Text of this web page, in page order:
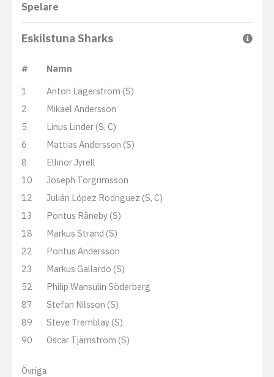
Spelare
Eskilstuna Sharks
#
Namn
1
Anton Lagerström (S)
2
Mikael Andersson
5
Linus Linder (S, C)
6
Mattias Andersson (S)
8
Ellinor Jyrell
10
Joseph Torgrimsson
12
Julián López Rodriguez (S, C)
13
Pontus Råneby (S)
18
Markus Strand (S)
22
Pontus Andersson
23
Markus Gallardo (S)
52
Philip Wansulin Söderberg
87
Stefan Nilsson (S)
89
Steve Tremblay (S)
90
Oscar Tjärnström (S)
Övriga